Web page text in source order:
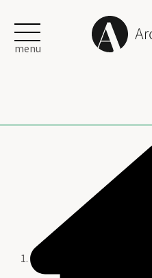
menu